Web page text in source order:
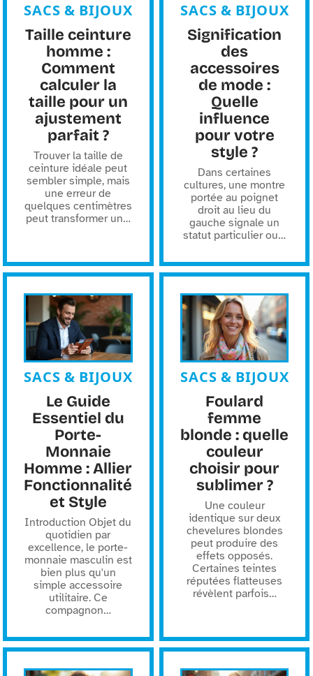
SACS & BIJOUX
Taille ceinture
homme :
Comment
calculer la
taille pour un
ajustement
parfait ?
Trouver la taille de
ceinture idéale peut
sembler simple, mais
une erreur de
quelques centimètres
peut transformer un…
SACS & BIJOUX
Signification
des
accessoires
de mode :
Quelle
influence
pour votre
style ?
Dans certaines
cultures, une montre
portée au poignet
droit au lieu du
gauche signale un
statut particulier ou…
SACS & BIJOUX
Le Guide
Essentiel du
Porte-
Monnaie
Homme : Allier
Fonctionnalité
et Style
Introduction Objet du
quotidien par
excellence, le porte-
monnaie masculin est
bien plus qu'un
simple accessoire
utilitaire. Ce
compagnon…
SACS & BIJOUX
Foulard
femme
blonde : quelle
couleur
choisir pour
sublimer ?
Une couleur
identique sur deux
chevelures blondes
peut produire des
effets opposés.
Certaines teintes
réputées flatteuses
révèlent parfois…